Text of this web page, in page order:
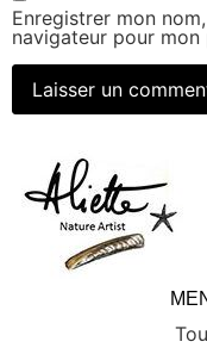
Enregistrer mon
navigateur pour